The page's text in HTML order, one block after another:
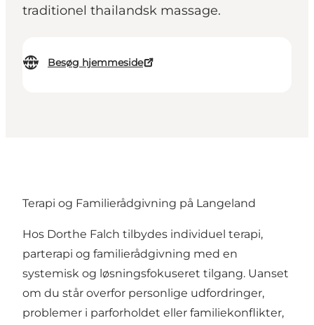
traditionel thailandsk massage.
Besøg hjemmeside
Terapi og Familierådgivning på Langeland
Hos Dorthe Falch tilbydes individuel terapi,
parterapi og familierådgivning med en
systemisk og løsningsfokuseret tilgang. Uanset
om du står overfor personlige udfordringer,
problemer i parforholdet eller familiekonflikter,